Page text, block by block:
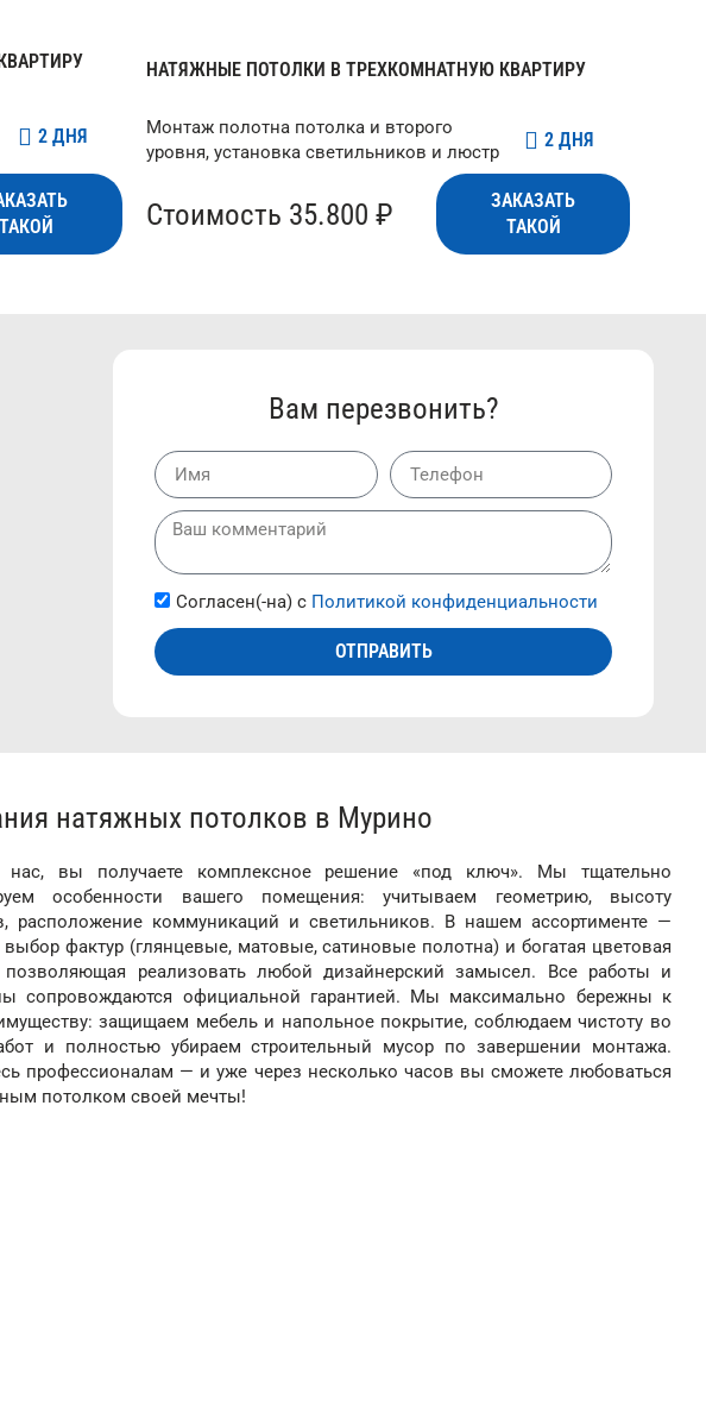
2 ДНЯ
ТАКОЙ
НАТЯЖНЫЕ ПОТОЛКИ В ТРЕХКОМНАТНУЮ КВАРТИРУ
Монтаж полотна потолка и второго
уровня, установка светильников и люстр
2 ДНЯ
Стоимость 35.800 ₽
ЗАКАЗАТЬ
ТАКОЙ
Вам перезвонить?
Согласен(-на) с Политикой конфиденциальности
ОТПРАВИТЬ
натяжных потолков в Мурино
нас, вы получаете комплексное решение «под ключ». Мы тщательно
особенности вашего помещения: учитываем геометрию, высоту
расположение коммуникаций и светильников. В нашем ассортименте —
фактур (глянцевые, матовые, сатиновые полотна) и богатая цветовая
позволяющая реализовать любой дизайнерский замысел. Все работы и
сопровождаются официальной гарантией. Мы максимально бережны к
защищаем мебель и напольное покрытие, соблюдаем чистоту во
и полностью убираем строительный мусор по завершении монтажа.
профессионалам — и уже через несколько часов вы сможете любоваться
потолком своей мечты!